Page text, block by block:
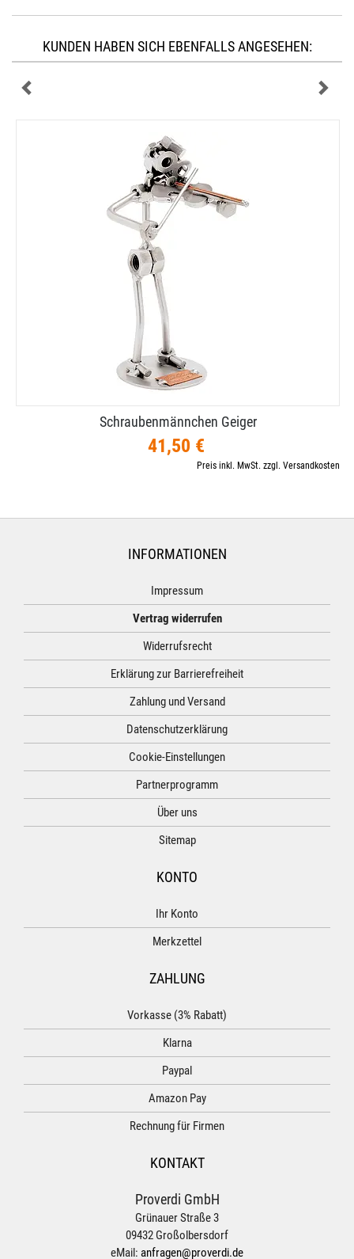
KUNDEN HABEN SICH EBENFALLS ANGESEHEN:
Schraubenmännchen Geiger
41,50 €
Preis inkl. MwSt. zzgl. Versandkosten
INFORMATIONEN
Impressum
Vertrag widerrufen
Widerrufsrecht
Erklärung zur Barrierefreiheit
Zahlung und Versand
Datenschutzerklärung
Cookie-Einstellungen
Partnerprogramm
Über uns
Sitemap
KONTO
Ihr Konto
Merkzettel
ZAHLUNG
Vorkasse (3% Rabatt)
Klarna
Paypal
Amazon Pay
Rechnung für Firmen
KONTAKT
Proverdi GmbH
Grünauer Straße 3
09432 Großolbersdorf
eMail: anfragen@proverdi.de